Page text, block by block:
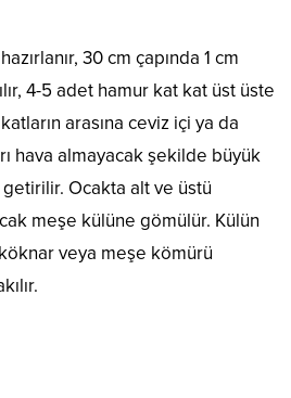
30 cm çapında 1 cm
4-5 adet hamur kat kat üst üste
arasına ceviz içi ya da
hava almayacak şekilde büyük
Ocakta alt ve üstü
meşe külüne gömülür. Külün
veya meşe kömürü